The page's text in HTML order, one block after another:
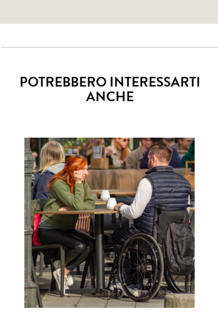
POTREBBERO INTERESSARTI
ANCHE